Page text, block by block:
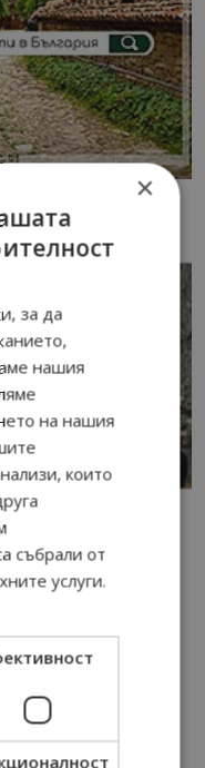
×
за да
нашия
на нашия
които
събрали от
услуги.